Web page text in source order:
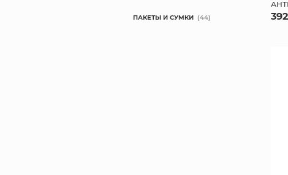
ПАКЕТЫ И СУМКИ (44)